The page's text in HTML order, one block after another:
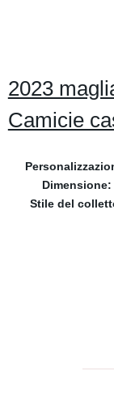
2023
Camicie
Dimensione:
Stile del